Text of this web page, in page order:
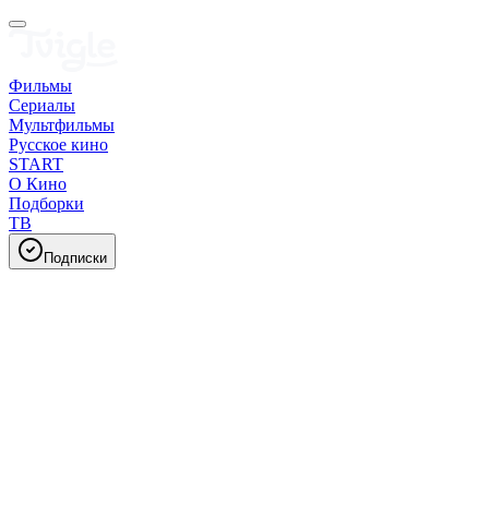
Фильмы
Сериалы
Мультфильмы
Русское кино
START
О Кино
Подборки
ТВ
Подписки